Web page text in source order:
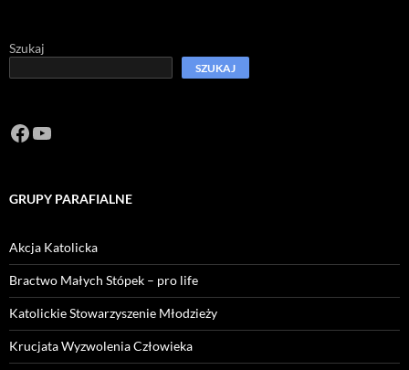
Szukaj
SZUKAJ
Facebook
https://www.youtube.com/channel/
GRUPY PARAFIALNE
Akcja Katolicka
Bractwo Małych Stópek – pro life
Katolickie Stowarzyszenie Młodzieży
Krucjata Wyzwolenia Człowieka